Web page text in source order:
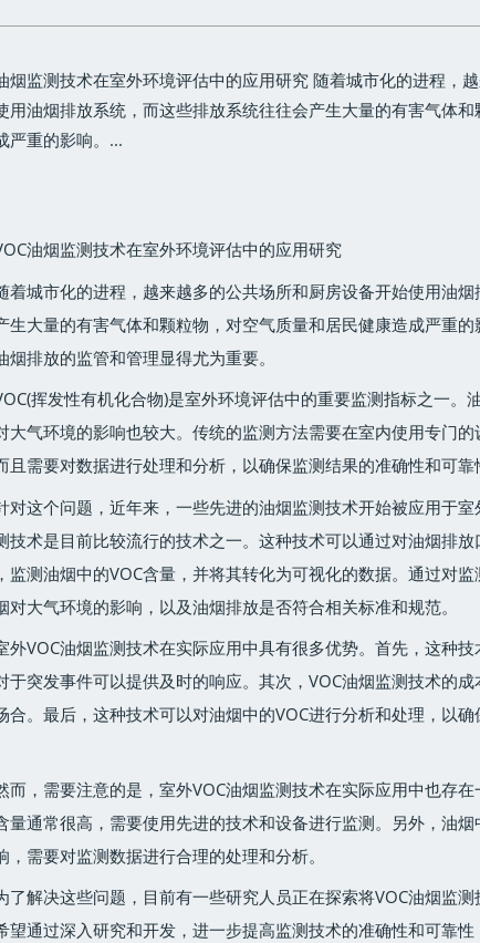
烟监测技术在室外环境评估中的应用研究 随着城市化的进程，
用油烟排放系统，而这些排放系统往往会产生大量的有害气体
严重的影响。...
油烟监测技术在室外环境评估中的应用研究
着城市化的进程，越来越多的公共场所和厨房设备开始使用油
生大量的有害气体和颗粒物，对空气质量和居民健康造成严重
烟排放的监管和管理显得尤为重要。
挥发性有机化合物)是室外环境评估中的重要监测指标之一。
大气环境的影响也较大。传统的监测方法需要在室内使用专门
且需要对数据进行处理和分析，以确保监测结果的准确性和可靠
对这个问题，近年来，一些先进的油烟监测技术开始被应用于
技术是目前比较流行的技术之一。这种技术可以通过对油烟排
监测油烟中的VOC含量，并将其转化为可视化的数据。通过对
对大气环境的影响，以及油烟排放是否符合相关标准和规范。
外VOC油烟监测技术在实际应用中具有很多优势。首先，这种
于突发事件可以提供及时的响应。其次，VOC油烟监测技术的
合。最后，这种技术可以对油烟中的VOC进行分析和处理，以
而，需要注意的是，室外VOC油烟监测技术在实际应用中也存
量通常很高，需要使用先进的技术和设备进行监测。另外，油
，需要对监测数据进行合理的处理和分析。
了解决这些问题，目前有一些研究人员正在探索将VOC油烟监测
望通过深入研究和开发，进一步提高监测技术的准确性和可靠